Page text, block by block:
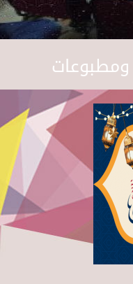
ومطبوعات